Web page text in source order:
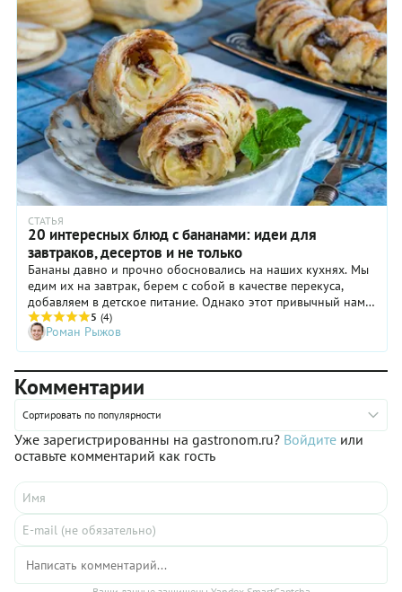
уверены: утро, начавшееся с творожного крема с бананом,
подарит вам запас позитивной энергии и станет залогом
отличного дня, который закончится не менее прекрасным
вечером!
СТАТЬЯ
20 интересных блюд с бананами: идеи для
завтраков, десертов и не только
Бананы давно и прочно обосновались на наших кухнях. Мы
едим их на завтрак, берем с собой в качестве перекуса,
добавляем в детское питание. Однако этот привычный нам
продукт не так-то прост! В зависимости от технологии
приготовления и дополнительных ингредиентов вкус
бананов может раскрываться совершенно по-разному. В
сладкой выпечке они выполняют связующую роль и часто
заменяют яйца, а густым национальным супам стран Африки
добавляют сытности и питательности. В нашей подборке
собраны 20 интересных и простых рецептов с бананами.
5 (4)
Роман Рыжов
Комментарии
Сортировать по популярности
Уже зарегистрированны на gastronom.ru? Войдите или
оставьте комментарий как гость